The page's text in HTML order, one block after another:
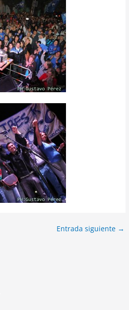
Entrada siguiente →